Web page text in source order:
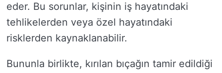
eder. Bu sorunlar, kişinin iş hayatındaki
tehlikelerden veya özel hayatındaki
risklerden kaynaklanabilir.
Bununla birlikte, kırılan bıçağın tamir edildiği